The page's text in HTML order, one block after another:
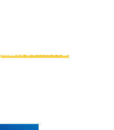
高品質なBMW60台を